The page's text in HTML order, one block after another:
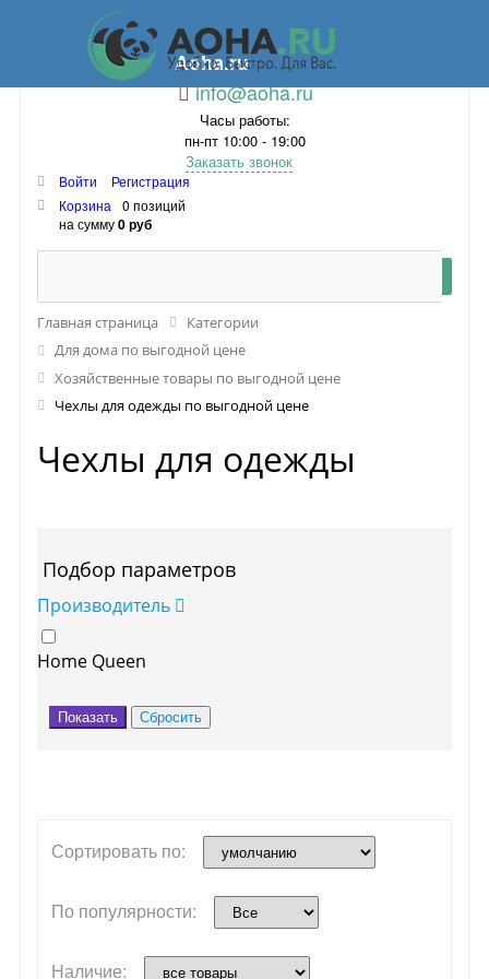
Aoha.ru
info@aoha.ru
Часы работы:
пн-пт 10:00 - 19:00
Заказать звонок
Войти
Регистрация
Корзина
0 позиций
на сумму0 руб
Главная страница
Категории
Для дома по выгодной цене
Хозяйственные товары по выгодной цене
Чехлы для одежды по выгодной цене
Чехлы для одежды
Подбор параметров
Производитель
Home Queen
Сортировать по:
По популярности:
Наличие: